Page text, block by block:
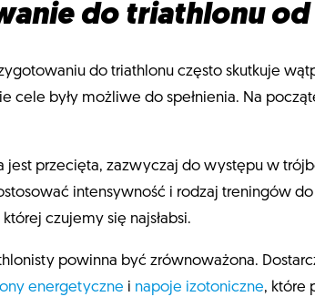
do triathlonu od
do triathlonu często skutkuje
cele były możliwe do spełnienia. Na
jest przecięta, zazwyczaj do występu w
intensywność i rodzaj treningów
czujemy się najsłabsi.
powinna być zrównoważona.
energetyczne i napoje izotoniczne, które